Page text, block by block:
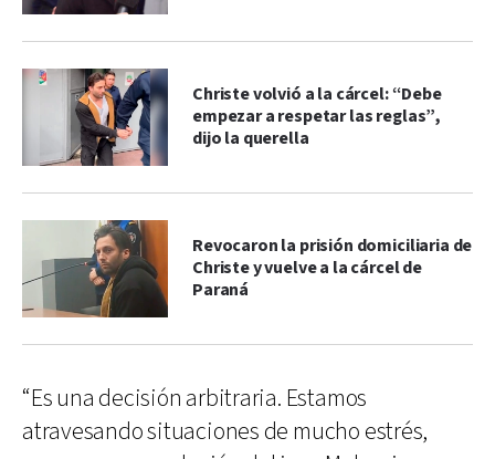
Christe volvió a la cárcel: “Debe
empezar a respetar las reglas”,
dijo la querella
Revocaron la prisión domiciliaria de
Christe y vuelve a la cárcel de
Paraná
“Es una decisión arbitraria. Estamos
atravesando situaciones de mucho estrés,